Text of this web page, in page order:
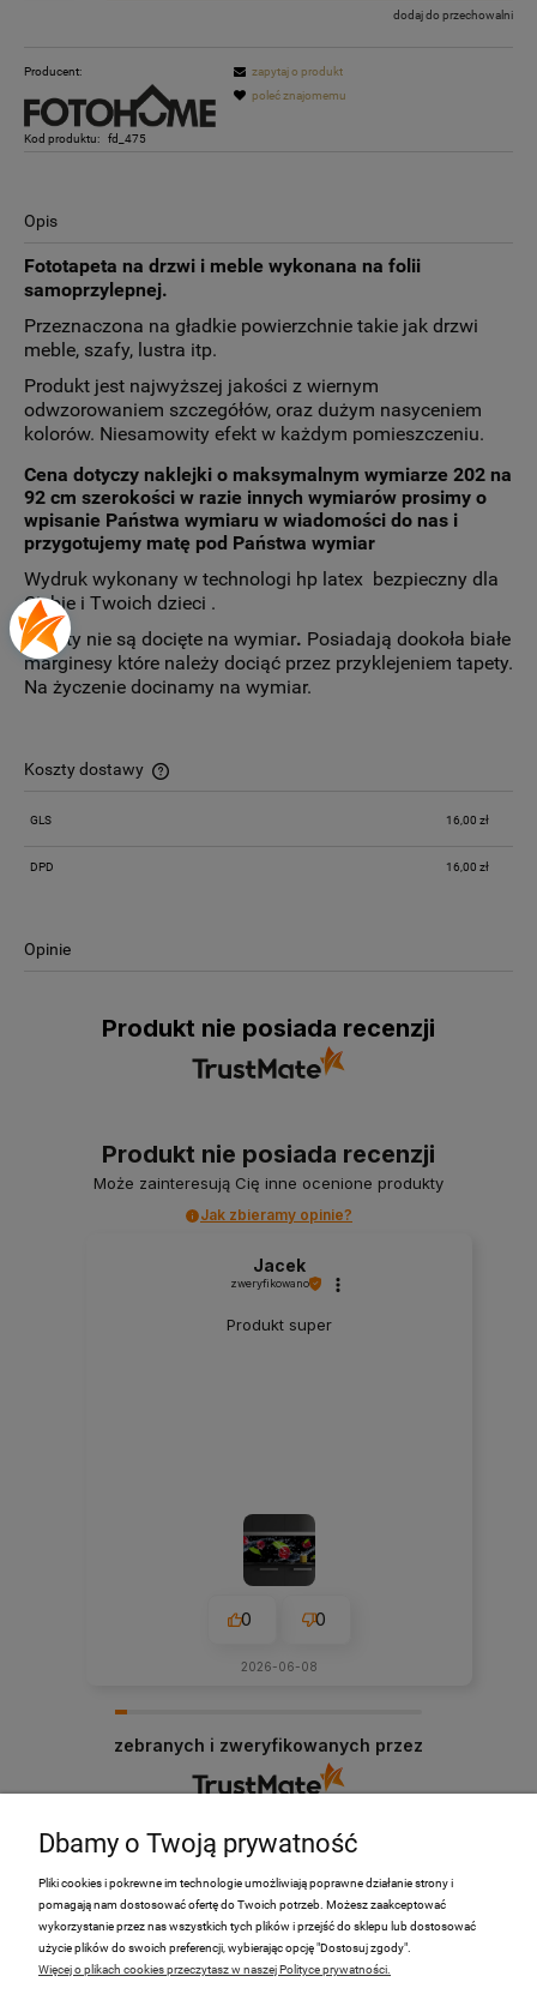
dodaj do przechowalni
Producent:
Kod produktu: fd_475
zapytaj o produkt
poleć znajomemu
Opis
Fototapeta na drzwi i meble wykonana na folii
samoprzylepnej.
Przeznaczona na gładkie powierzchnie takie jak drzwi
meble, szafy, lustra itp.
Produkt jest najwyższej jakości z wiernym
odwzorowaniem szczegółów, oraz dużym nasyceniem
kolorów. Niesamowity efekt w każdym pomieszczeniu.
Cena dotyczy naklejki o maksymalnym wymiarze 202 na
92 cm szerokości w razie innych wymiarów prosimy o
wpisanie Państwa wymiaru w wiadomości do nas i
przygotujemy matę pod Państwa wymiar
Wydruk wykonany w technologi hp latex bezpieczny dla
Ciebie i Twoich dzieci .
Tapety nie są docięte na wymiar. Posiadają dookoła białe
marginesy które należy dociąć przez przyklejeniem tapety.
Na życzenie docinamy na wymiar.
Koszty dostawy
Cena nie zawiera ewentualnych kosztów płatności
GLS 16,00 zł
DPD 16,00 zł
Opinie
Produkt nie posiada recenzji
Produkt nie posiada recenzji
Może zainteresują Cię inne ocenione produkty
Jak zbieramy opinie?
Jacek
zweryfikowano
Produkt super
0 0
2026-06-08
zebranych i zweryfikowanych przez
PRODUKTY
Moje Konto
Dbamy o Twoją prywatność
Pliki cookies i pokrewne im technologie umożliwiają poprawne działanie strony i
pomagają nam dostosować ofertę do Twoich potrzeb. Możesz zaakceptować
wykorzystanie przez nas wszystkich tych plików i przejść do sklepu lub dostosować
użycie plików do swoich preferencji, wybierając opcję "Dostosuj zgody".
Więcej o plikach cookies przeczytasz w naszej Polityce prywatności.